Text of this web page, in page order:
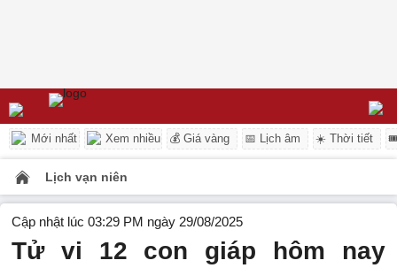
Mới nhất Xem nhiều 💰 Giá vàng 📅 Lịch âm ☀️ Thời tiết
Lịch vạn niên
Cập nhật lúc 03:29 PM ngày 29/08/2025
Tử vi 12 con giáp hôm nay